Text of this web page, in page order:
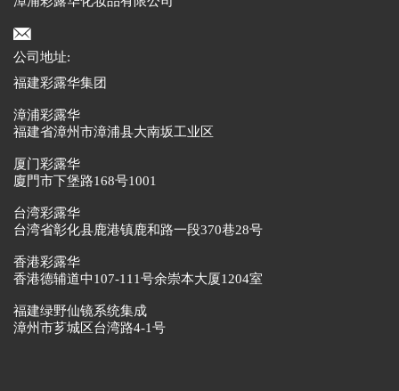
公司地址:
福建彩露华集团
漳浦彩露华
福建省漳州市漳浦县大南坂工业区
厦门彩露华
廈門市下堡路168号1001
台湾彩露华
台湾省彰化县鹿港镇鹿和路一段370巷28号
香港彩露华
香港德辅道中107-111号余崇本大厦1204室
福建绿野仙镜系统集成
漳州市芗城区台湾路4-1号